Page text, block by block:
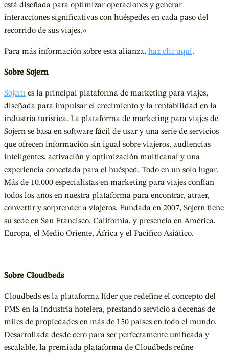
está diseñada para optimizar operaciones y generar
interacciones significativas con huéspedes en cada paso del
recorrido de sus viajes.»
Para más información sobre esta alianza, haz clic aquí.
Sobre Sojern
Sojern es la principal plataforma de marketing para viajes,
diseñada para impulsar el crecimiento y la rentabilidad en la
industria turística. La plataforma de marketing para viajes de
Sojern se basa en software fácil de usar y una serie de servicios
que ofrecen información sin igual sobre viajeros, audiencias
inteligentes, activación y optimización multicanal y una
experiencia conectada para el huésped. Todo en un solo lugar.
Más de 10.000 especialistas en marketing para viajes confían
todos los años en nuestra plataforma para encontrar, atraer,
convertir y sorprender a viajeros. Fundada en 2007, Sojern tiene
su sede en San Francisco, California, y presencia en América,
Europa, el Medio Oriente, África y el Pacífico Asiático.
Sobre Cloudbeds
Cloudbeds es la plataforma líder que redefine el concepto del
PMS en la industria hotelera, prestando servicio a decenas de
miles de propiedades en más de 150 países en todo el mundo.
Desarrollada desde cero para ser perfectamente unificada y
escalable, la premiada plataforma de Cloudbeds reúne